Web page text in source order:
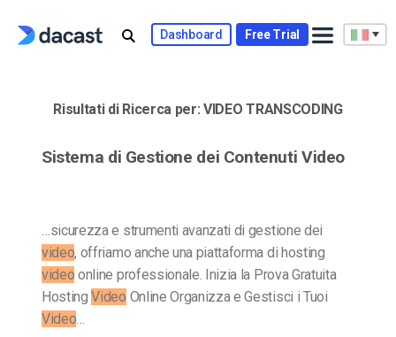
Dashboard Free Trial
Risultati di Ricerca per:VIDEO TRANSCODING
Sistema di Gestione dei Contenuti Video
…sicurezza e strumenti avanzati di gestione dei
video, offriamo anche una piattaforma di hosting
video online professionale. Inizia la Prova Gratuita
HostingVideo Online Organizza e Gestisci i Tuoi
Video